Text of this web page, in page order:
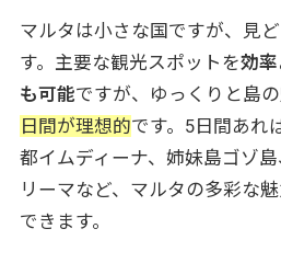
マルタは小さな国ですが、見
す。主要な観光スポットを効
も可能ですが、ゆっくりと島
日間が理想的です。5日間あれ
都イムディーナ、姉妹島ゴゾ
リーマなど、マルタの多彩な
できます。